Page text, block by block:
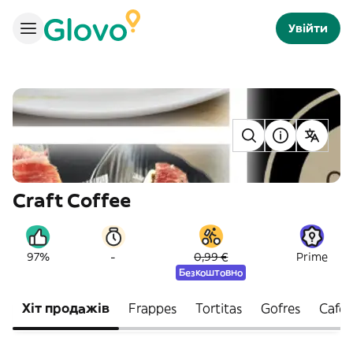
Увійти
Craft Coffee
97% - 0,99 €
Безкоштовно
Prime
Хіт продажів Frappes Tortitas Gofres